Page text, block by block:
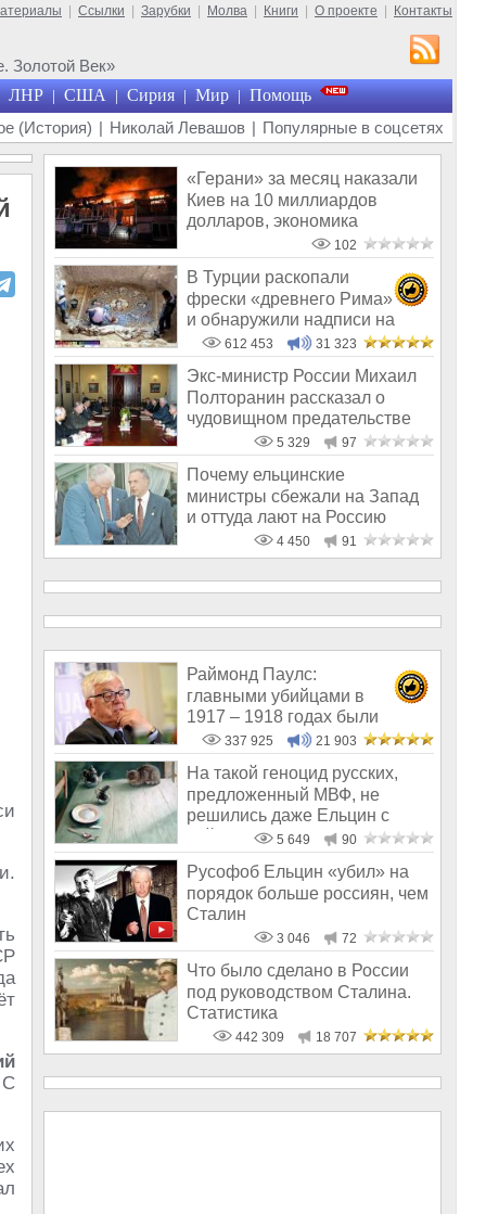
Ссылки Зарубки Молва Книги О проекте Контакты
Золотой Век»
ЛНР | США | Сирия | Мир | Помощь
(История) | Николай Левашов | Популярные в соцсетях
С
«Герани» за месяц наказали
Киев на 10 миллиардов
долларов, экономика
Украины обнуля
102
В Турции раскопали
фрески «древнего Рима»
и обнаружили надписи на
Русском!
612 453 31 323
Экс-министр России Михаил
Полторанин рассказал о
чудовищном предательстве
Ельцина
5 329 97
Почему ельцинские
министры сбежали на Запад
и оттуда лают на Россию
4 450 91
Раймонд Паулс:
главными убийцами в
1917 – 1918 годах были
латыши и евреи, а не русс
337 925 21 903
На такой геноцид русских,
предложенный МВФ, не
решились даже Ельцин с
Гайдаром
5 649 90
Русофоб Ельцин «убил» на
порядок больше россиян, чем
Сталин
3 046 72
Что было сделано в России
под руководством Сталина.
Статистика
442 309 18 707